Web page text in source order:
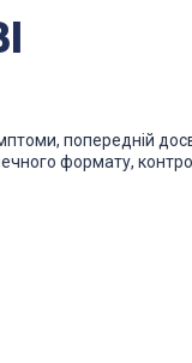
попередній
формату,